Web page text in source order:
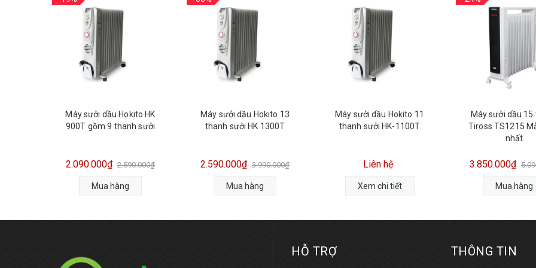
Máy sưởi dầu Hokito HK
900T gồm 9 thanh sưởi
2.090.000₫ 2.590.000₫
Mua hàng
Máy sưởi dầu Hokito 13
thanh sưởi HK 1300T
2.590.000₫ 3.990.000₫
Mua hàng
Máy sưởi dầu Hokito 11
thanh sưởi HK-1100T
Liên hệ
Xem chi tiết
Máy sưởi dầu 15
Tiross TS1215
nhất
3.850.000₫
Mua hàng
HỖ TRỢ THÔNG TIN